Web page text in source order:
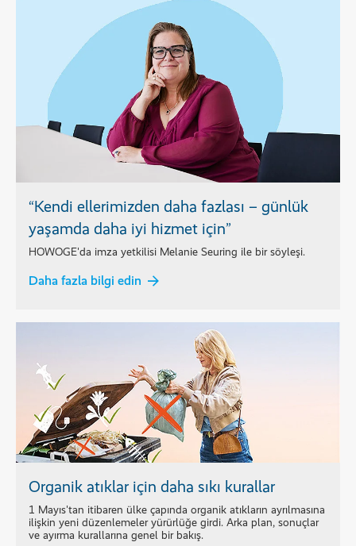
“Kendi ellerimizden daha fazlası – günlük
yaşamda daha iyi hizmet için”
HOWOGE'da imza yetkilisi Melanie Seuring ile bir söyleşi.
Daha fazla bilgi edin
Organik atıklar için daha sıkı kurallar
1 Mayıs'tan itibaren ülke çapında organik atıkların ayrılmasına
ilişkin yeni düzenlemeler yürürlüğe girdi. Arka plan, sonuçlar
ve ayırma kurallarına genel bir bakış.